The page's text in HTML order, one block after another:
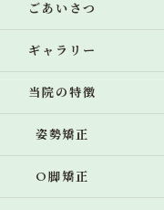
ごあいさつ
ギャラリー
当院の特徴
姿勢矯正
O脚矯正